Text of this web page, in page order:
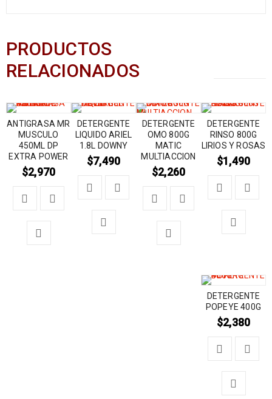
PRODUCTOS
RELACIONADOS
ANTIGRASA MR
MUSCULO
450ML DP
EXTRA POWER
$2,970
DETERGENTE
LIQUIDO ARIEL
1.8L DOWNY
$7,490
DETERGENTE
OMO 800G
MATIC
MULTIACCION
$2,260
DETERGENTE
RINSO 800G
LIRIOS Y ROSAS
$1,490
DETERGENTE
POPEYE 400G
$2,380